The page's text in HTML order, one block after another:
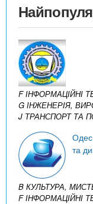
F ІНФОРМАЦІЙНІ
G ІНЖЕНЕРІЯ,
J ТРАНСПОРТ ТА
та
B КУЛЬТУРА,
F ІНФОРМАЦІЙНІ